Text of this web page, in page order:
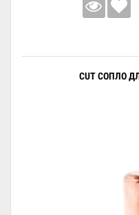
CUT СОПЛО